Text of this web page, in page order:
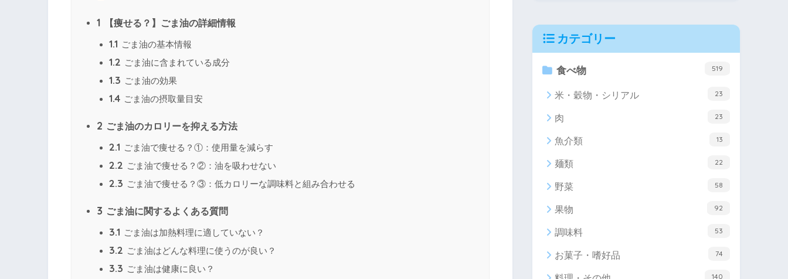
1 【痩せる？】ごま油の詳細情報
1.1 ごま油の基本情報
1.2 ごま油に含まれている成分
1.3 ごま油の効果
1.4 ごま油の摂取量目安
2 ごま油のカロリーを抑える方法
2.1 ごま油で痩せる？①：使用量を減らす
2.2 ごま油で痩せる？②：油を吸わせない
2.3 ごま油で痩せる？③：低カロリーな調味料と組み合わせる
3 ごま油に関するよくある質問
3.1 ごま油は加熱料理に適していない？
3.2 ごま油はどんな料理に使うのが良い？
3.3 ごま油は健康に良い？
カテゴリー
食べ物 519
米・穀物・シリアル 23
肉 23
魚介類 13
麺類 22
野菜 58
果物 92
調味料 53
お菓子・嗜好品 74
140